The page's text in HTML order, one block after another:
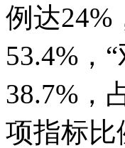
例达24%
53.4%，
38.7%，
项指标比